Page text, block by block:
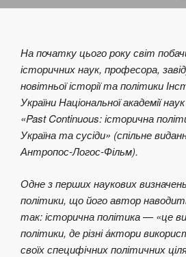
На початку цього року світ
історичних наук, професора,
новітньої історії та політики
України Національної академії
«Past Continuous: історична
Україна та сусіди» (спільне
Антропос-Логос-Фільм).
Одне з перших наукових
політики, що його автор
так: історична політика — «це
політики, де різні а́ктори
своїх специфічних політичних